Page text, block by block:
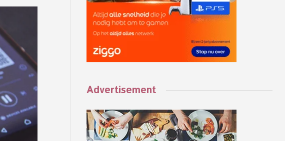
Advertisement